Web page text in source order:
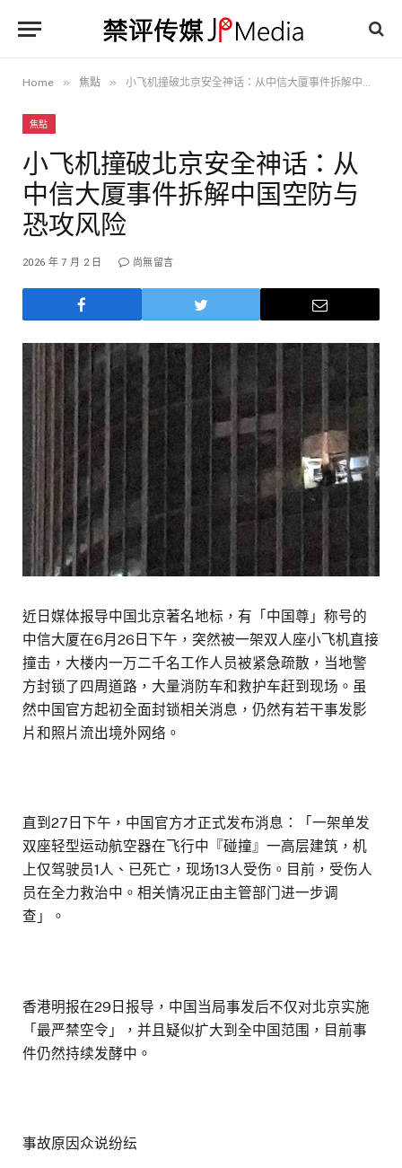
Home » 焦點 » 小飞机撞破北京安全神话：从中信大厦事件拆解中国空防与恐攻风险
焦點
小飞机撞破北京安全神话：从
中信大厦事件拆解中国空防与
恐攻风险
2026 年 7 月 2 日 尚無留言
近日媒体报导中国北京著名地标，有「中国尊」称号的
中信大厦在6月26日下午，突然被一架双人座小飞机直接
撞击，大楼内一万二千名工作人员被紧急疏散，当地警
方封锁了四周道路，大量消防车和救护车赶到现场。虽
然中国官方起初全面封锁相关消息，仍然有若干事发影
片和照片流出境外网络。
直到27日下午，中国官方才正式发布消息：「一架单发
双座轻型运动航空器在飞行中『碰撞』一高层建筑，机
上仅驾驶员1人、已死亡，现场13人受伤。目前，受伤人
员在全力救治中。相关情况正由主管部门进一步调
查」。
香港明报在29日报导，中国当局事发后不仅对北京实施
「最严禁空令」，并且疑似扩大到全中国范围，目前事
件仍然持续发酵中。
事故原因众说纷纭